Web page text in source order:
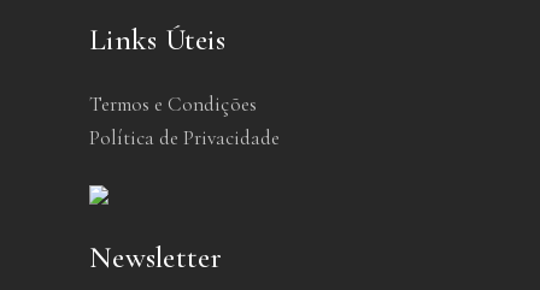
Links Úteis
Termos e Condições
Política de Privacidade
Newsletter